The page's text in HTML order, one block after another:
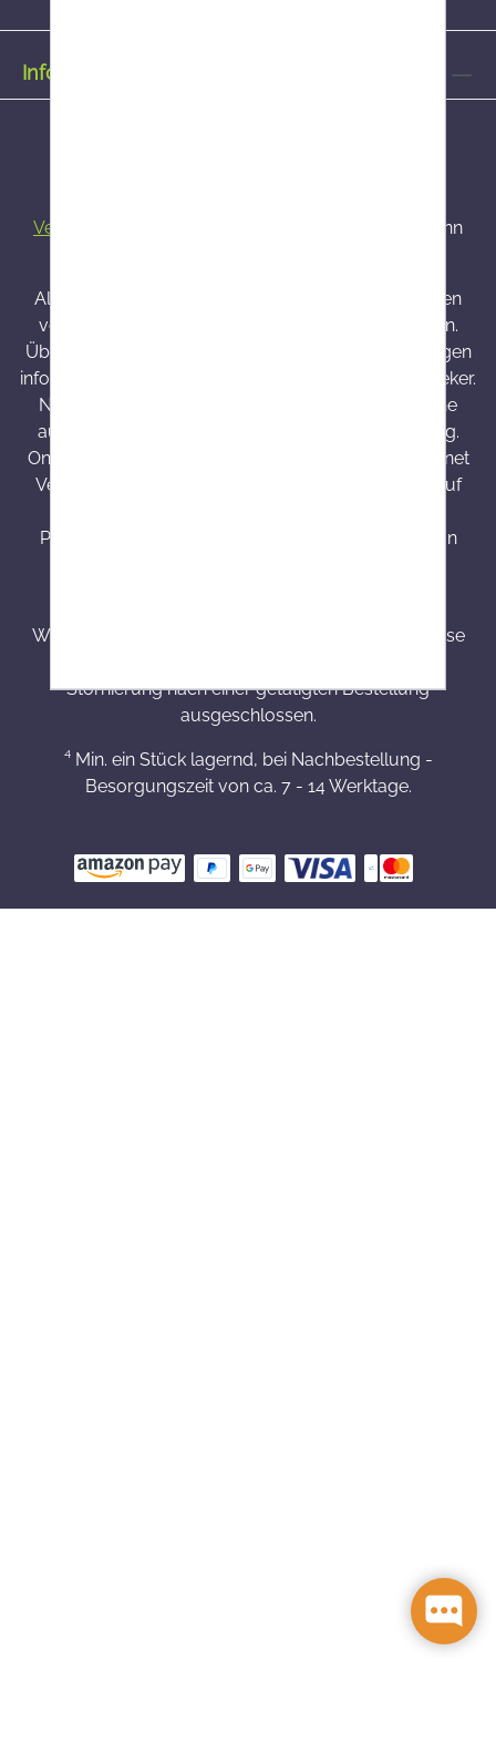
Informationen
Versandkosten
und ggf. Nachnahmegebühren, wenn
Alle bei Onlineapo angebotenen Arzneimittel werden
von Österreich versendet und sind dort zugelassen.
Über Wirkung und mögliche unerwünschte Wirkungen
informieren Gebrauchsinformation, Arzt oder Apotheker.
Nahrungsergänzungsmittel sind kein Ersatz für eine
ausgewogene und abwechslungsreiche Ernährung.
Onlineapo.at ist eine in Österreich zugelassene Internet
Versandapotheke mit Hauptsitz in Österreich. Die auf
Produktinformationen richten sich ausschließlich an
Werktagen werden speziell für Kunden bestellt. Diese
Stornierung nach einer getätigten Bestellung
ausgeschlossen.
⁴ Min. ein Stück lagernd, bei Nachbestellung -
Besorgungszeit von ca. 7 - 14 Werktage.